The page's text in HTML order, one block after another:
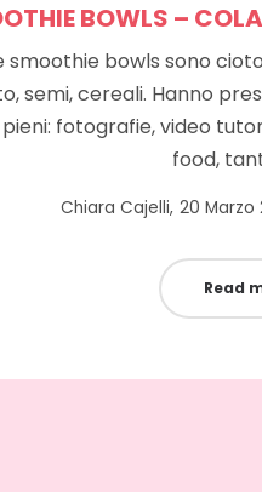
BOWLS –
smoothie bowls sono
semi, cereali. Hanno
fotografie, video
food,
byChiara Cajelli Posted
20 Marzo
Read